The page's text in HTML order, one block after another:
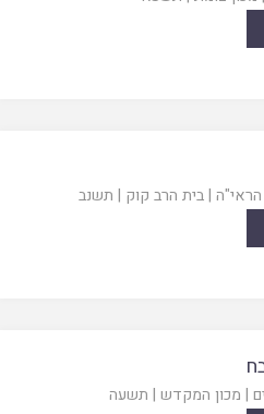
הראי"ה |בית הרב קוק | תשנב
| מכון המקדש | תשעה